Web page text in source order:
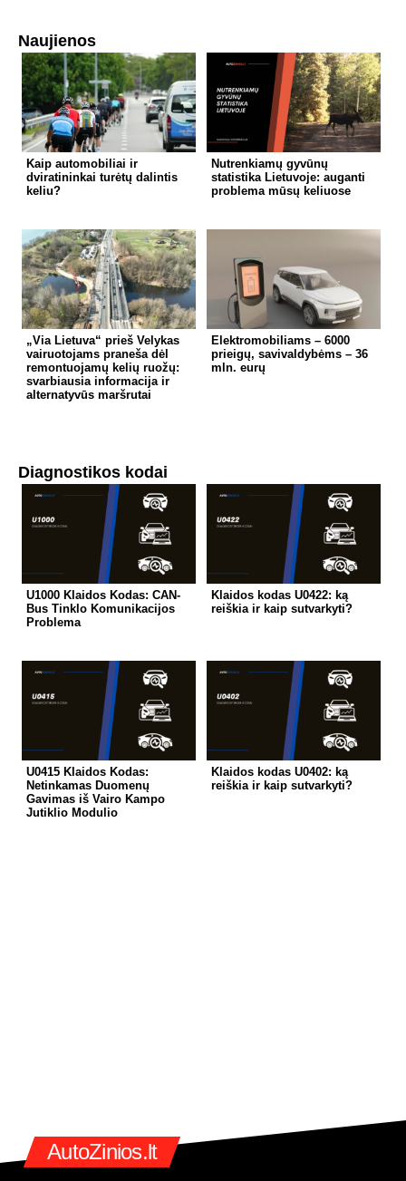
Naujienos
Kaip automobiliai ir
dviratininkai turėtų dalintis
keliu?
Nutrenkiamų gyvūnų
statistika Lietuvoje: auganti
problema mūsų keliuose
„Via Lietuva“ prieš Velykas
vairuotojams praneša dėl
remontuojamų kelių ruožų:
svarbiausia informacija ir
alternatyvūs maršrutai
Elektromobiliams – 6000
prieigų, savivaldybėms – 36
mln. eurų
Diagnostikos kodai
U1000 Klaidos Kodas: CAN-
Bus Tinklo Komunikacijos
Problema
Klaidos kodas U0422: ką
reiškia ir kaip sutvarkyti?
U0415 Klaidos Kodas:
Netinkamas Duomenų
Gavimas iš Vairo Kampo
Jutiklio Modulio
Klaidos kodas U0402: ką
reiškia ir kaip sutvarkyti?
AutoZinios.lt